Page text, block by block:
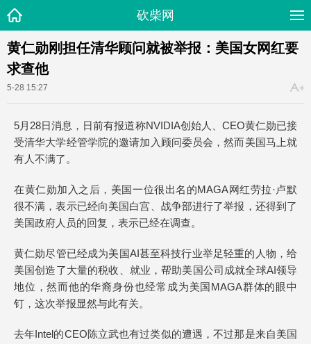
砍柴网
黄仁勋刚担任清华顾问就被举报：美国女网红要
求查他
5-28 15:27
5月28日消息，日前有报道称NVIDIA创始人、CEO黄仁勋已接
受清华大学经管学院的邀请加入顾问委员会，然而美国马上就
有人不满了。
在黄仁勋加入之后，美国一位很出名的MAGA网红劳拉·卢默
很不满，表示已经向美国白宫、战争部进行了举报， 还得到了
美国政府人员的回复，表示已经在调查。
黄仁勋尽管已经成为美国AI甚至科技行业举足轻重的人物，给
美国创造了大量的税收、就业，帮助美国公司成就全球AI领导
地位，然而他的华裔身份也经常成为美国MAGA群体的眼中
钉，这次举报显然与此有关。
去年Intel的CEO陈立武也有过类似的遭遇，不过那是来自美国